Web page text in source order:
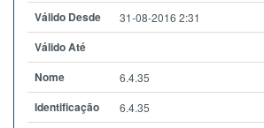
Válido Desde 31-08-2016 2:31
Válido Até
Nome
6.4.35
Identificação 6.4.35